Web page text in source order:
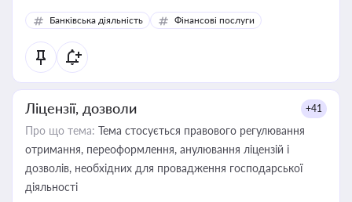
Банківська діяльність Фінансові послуги
Ліцензії, дозволи +41
Про що тема: Тема стосується правового регулювання
отримання, переоформлення, анулювання ліцензій і
дозволів, необхідних для провадження господарської
діяльності